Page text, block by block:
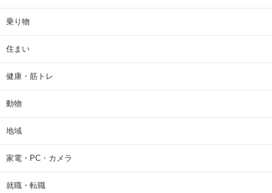
乗り物
住まい
健康・筋トレ
動物
地域
家電・PC・カメラ
就職・転職